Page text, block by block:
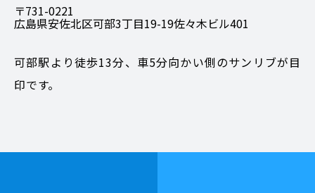
〒731-0221
広島県安佐北区可部3丁目19-19佐々木ビル401
可部駅より徒歩13分、車5分向かい側のサンリブが目
印です。